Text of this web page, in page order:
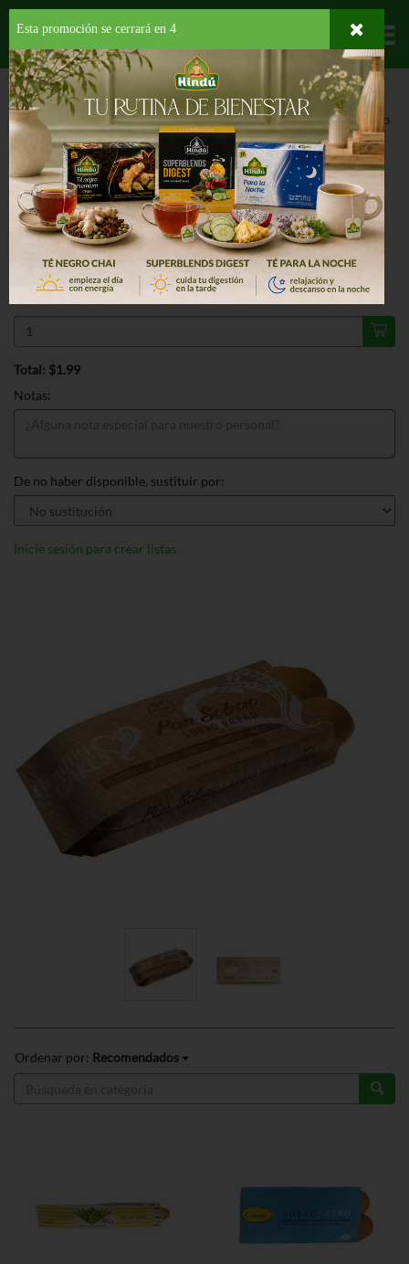
Departamentos
HOME DELI Y BAKERY PANADERÍA
HEALTHY BAKES VEGANO
PAN SOBAO
ESPECIAL
HEALTHY BAKES VEGANO PAN
SOBAO 1 LB
$1.99
Regular $2.99
Válido hasta: agosto 11, 2026
Total: $1.99
Notas:
De no haber disponible, sustituir por:
Inicie sesión para crear listas
Ordenar por: Recomendados
Esta promoción se cerrará en 4